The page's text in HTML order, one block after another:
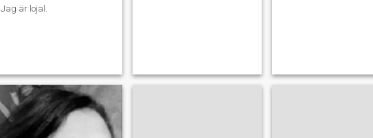
Jag är lojal.